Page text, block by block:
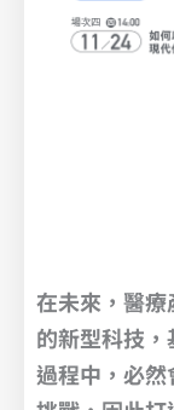
在未來，醫
的新型科技
過程中，必